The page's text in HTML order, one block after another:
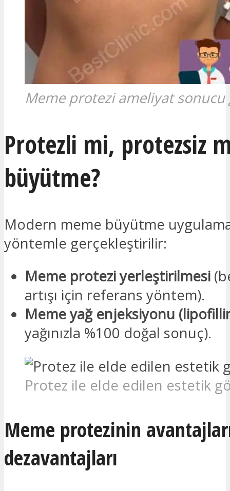
Meme protezi ameliyat sonucu
Protezli mi, protezsiz
büyütme?
Modern meme büyütme
yöntemle gerçekleştirilir:
Meme protezi yerleştirilmesi
artışı için referans yöntem).
Meme yağ enjeksiyonu
yağınızla %100 doğal sonuç).
Protez ile elde edilen estetik
Meme protezinin
dezavantajları